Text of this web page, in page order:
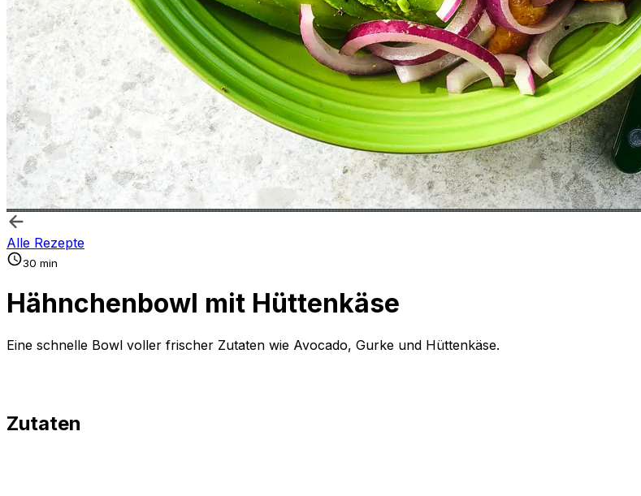
Alle Rezepte
30 min
Hähnchenbowl mit Hüttenkäse
Eine schnelle Bowl voller frischer Zutaten wie Avocado, Gurke und Hüttenkäse.
Zutaten